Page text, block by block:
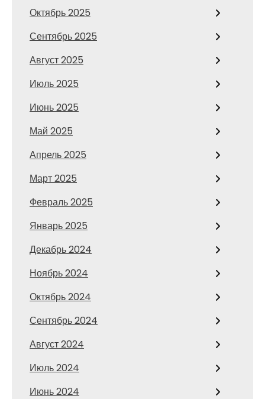
Октябрь 2025
Сентябрь 2025
Август 2025
Июль 2025
Июнь 2025
Май 2025
Апрель 2025
Март 2025
Февраль 2025
Январь 2025
Декабрь 2024
Ноябрь 2024
Октябрь 2024
Сентябрь 2024
Август 2024
Июль 2024
Июнь 2024